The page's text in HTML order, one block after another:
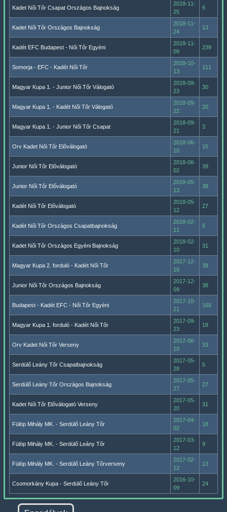
Kadet Női Tőr Csapat Országos Bajnokság
2018-11-
25
6
Kadet Női Tőr Országos Bajnokság
2018-11-
24
13
Kadét EFC Budapest - Női Tőr Egyéni
2018-11-
09
239
Somorja - EFC - Kadét Női Tőr
2018-10-
13
111
Magyar Kupa 1. - Junior Női Tőr Válogató
2018-09-
23
30
Magyar Kupa 1. - Kadét Női Tőr Válogató
2018-09-
22
20
Magyar Kupa 1. - Junior Női Tőr Csapat
2018-09-
21
3
Orv Kadet Női Tőr Előválogató
2018-06-
10
15
Junior Női Tőr Előválogató
2018-06-
02
39
Junior Női Tőr Előválogató
2018-05-
13
38
Kadét Női Tőr Előválogató
2018-05-
12
27
Kadét Női Tőr Országos Csapatbajnokság
2018-02-
11
5
Kadet Női Tőr Országos Egyéni Bajnokság
2018-02-
10
31
Magyar Kupa 2. forduló - Kadét Női Tőr
2017-12-
16
38
Junior Női Tőr Országos Bajnokság
2017-12-
09
38
Budapest - Kadét EFC - Női Tőr Egyéni
2017-10-
21
169
Magyar Kupa 1. forduló - Kadét Női Tőr
2017-09-
23
18
Orv Kadet Női Tőr Verseny
2017-06-
10
33
Serdülő Leány Tőr Csapatbajnokság
2017-05-
28
5
Serdülő Leány Tőr Országos Bajnokság
2017-05-
27
27
Kadet Női Tőr Előválogató Verseny
2017-05-
20
31
Fülöp Mihály MK. - Serdülő Leány Tőr
2017-04-
02
18
Fülöp Mihály MK. - Serdülő Leány Tőr
2017-03-
12
9
Fülöp Mihály MK. - Serdülő Leány Tőrverseny
2017-02-
12
13
Csomorkány Kupa - Serdülő Leány Tőr
2016-10-
09
24